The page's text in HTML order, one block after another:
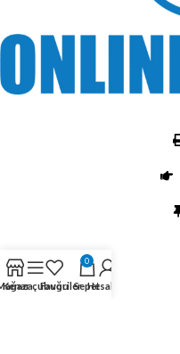
Kenar çubuğu
Favoriler
0
SepetHesabım